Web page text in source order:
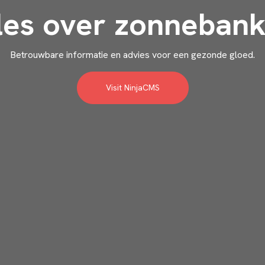
over
Betrouwbare informatie en advies voor een gezonde gloed.
Visit NinjaCMS